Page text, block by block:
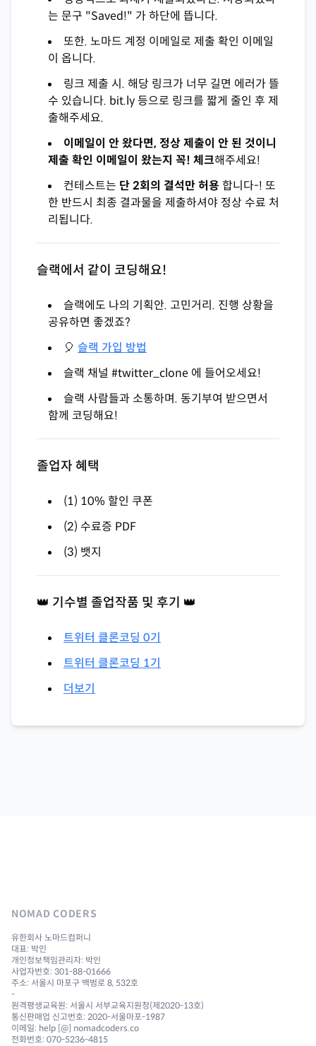
는 문구 "Saved!" 가 하단에 뜹니다.
또한. 노마드 계정 이메일로 제출 확인 이메일
이 옵니다.
링크 제출 시. 해당 링크가 너무 길면 에러가 뜰
수 있습니다. bit.ly 등으로 링크를 짧게 줄인 후 제
출해주세요.
이메일이 안 왔다면, 정상 제출이 안 된 것이니
제출 확인 이메일이 왔는지 꼭! 체크해주세요!
컨테스트는 단 2회의 결석만 허용 합니다-! 또
한 반드시 최종 결과물을 제출하셔야 정상 수료 처
리됩니다.
슬랙에서 같이 코딩해요!
슬랙에도 나의 기획안. 고민거리. 진행 상황을
공유하면 좋겠죠?
🎈 슬랙 가입 방법
슬랙 채널 #twitter_clone 에 들어오세요!
슬랙 사람들과 소통하며. 동기부여 받으면서
함께 코딩해요!
졸업자 혜택
(1) 10% 할인 쿠폰
(2) 수료증 PDF
(3) 뱃지
👑 기수별 졸업작품 및 후기 👑
트위터 클론코딩 0기
트위터 클론코딩 1기
더보기
NOMAD CODERS
유한회사 노마드컴퍼니
대표: 박인
개인정보책임관리자: 박인
사업자번호: 301-88-01666
주소: 서울시 마포구 백범로 8, 532호
-
원격평생교육원: 서울시 서부교육지원청(제2020-13호)
통신판매업 신고번호: 2020-서울마포-1987
이메일: help [@] nomadcoders.co
전화번호: 070-5236-4815